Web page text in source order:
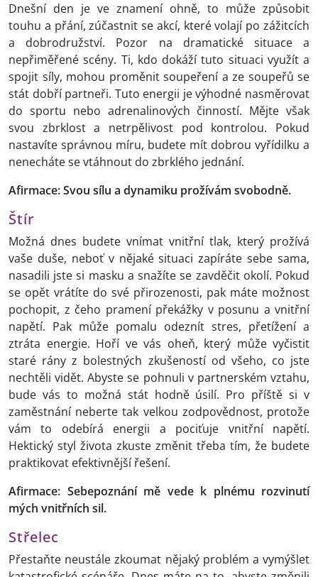
Dnešní den je ve znamení ohně, to může způsobit
touhu a přání, zúčastnit se akcí, které volají po zážitcích
a dobrodružství. Pozor na dramatické situace a
nepřiměřené scény. Ti, kdo dokáží tuto situaci využít a
spojit síly, mohou proměnit soupeření a ze soupeřů se
stát dobří partneři. Tuto energii je výhodné nasměrovat
do sportu nebo adrenalinových činností. Mějte však
svou zbrklost a netrpělivost pod kontrolou. Pokud
nastavíte správnou míru, budete mít dobrou vyřídilku a
nenecháte se vtáhnout do zbrklého jednání.
Afirmace: Svou sílu a dynamiku prožívám svobodně.
Štír
Možná dnes budete vnímat vnitřní tlak, který prožívá
vaše duše, neboť v nějaké situaci zapíráte sebe sama,
nasadili jste si masku a snažíte se zavděčit okolí. Pokud
se opět vrátíte do své přirozenosti, pak máte možnost
pochopit, z čeho pramení překážky v posunu a vnitřní
napětí. Pak může pomalu odeznít stres, přetížení a
ztráta energie. Hoří ve vás oheň, který může vyčistit
staré rány z bolestných zkušeností od všeho, co jste
nechtěli vidět. Abyste se pohnuli v partnerském vztahu,
bude vás to možná stát hodně úsilí. Pro příště si v
zaměstnání neberte tak velkou zodpovědnost, protože
vám to odebírá energii a pociťuje vnitřní napětí.
Hektický styl života zkuste změnit třeba tím, že budete
praktikovat efektivnější řešení.
Afirmace: Sebepoznání mě vede k plnému rozvinutí
mých vnitřních sil.
Střelec
Přestaňte neustále zkoumat nějaký problém a vymýšlet